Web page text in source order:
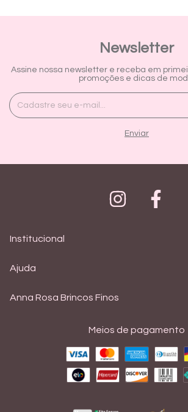
Newsletter
Assine nossa newsletter e receba em
promoções e dicas de
Institucional
Ajuda
Anna Rosa Brincos Finos
Meios de pagamento